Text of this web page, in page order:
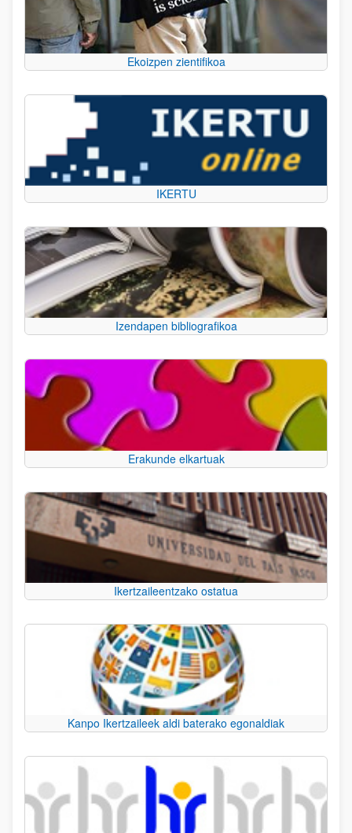
Ekoizpen zientifikoa
IKERTU
Izendapen bibliografikoa
Erakunde elkartuak
Ikertzaileentzako ostatua
Kanpo Ikertzaileek aldi baterako egonaldiak